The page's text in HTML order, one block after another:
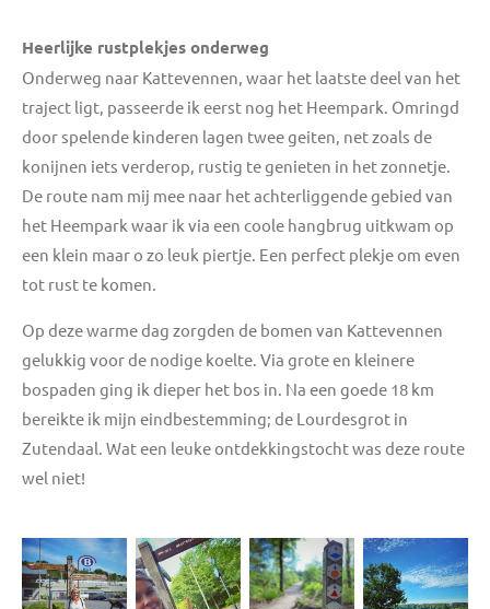
Heerlijke rustplekjes onderweg
Onderweg naar Kattevennen, waar het laatste deel van het
traject ligt, passeerde ik eerst nog het Heempark. Omringd
door spelende kinderen lagen twee geiten, net zoals de
konijnen iets verderop, rustig te genieten in het zonnetje.
De route nam mij mee naar het achterliggende gebied van
het Heempark waar ik via een coole hangbrug uitkwam op
een klein maar o zo leuk piertje. Een perfect plekje om even
tot rust te komen.
Op deze warme dag zorgden de bomen van Kattevennen
gelukkig voor de nodige koelte. Via grote en kleinere
bospaden ging ik dieper het bos in. Na een goede 18 km
bereikte ik mijn eindbestemming; de Lourdesgrot in
Zutendaal. Wat een leuke ontdekkingstocht was deze route
wel niet!